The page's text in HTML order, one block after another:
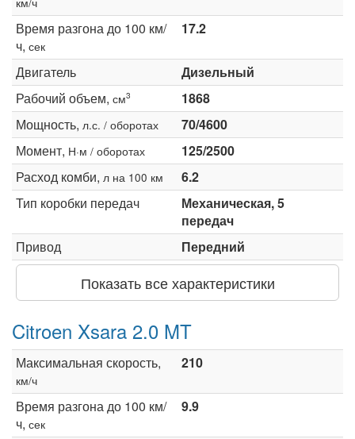
Время разгона до 100 км/
ч, сек
17.2
Двигатель
Дизельный
Рабочий объем, см3
1868
Мощность, л.с. / оборотах
70/4600
Момент, Н·м / оборотах
125/2500
Расход комби, л на 100 км
6.2
Тип коробки передач
Механическая, 5
передач
Привод
Передний
Показать все характеристики
Citroen Xsara 2.0 MT
Максимальная скорость,
км/ч
210
Время разгона до 100 км/
ч, сек
9.9